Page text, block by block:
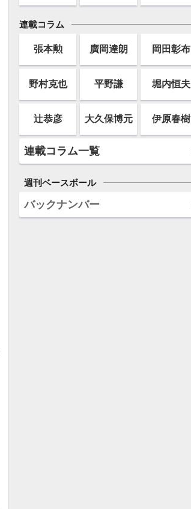
連載コラム
張本勲 廣岡達朗 岡田彰布
野村克也 平野謙 堀内恒夫
辻恭彦 大久保博元 伊原春樹
連載コラム一覧
週刊ベースボール
バックナンバー